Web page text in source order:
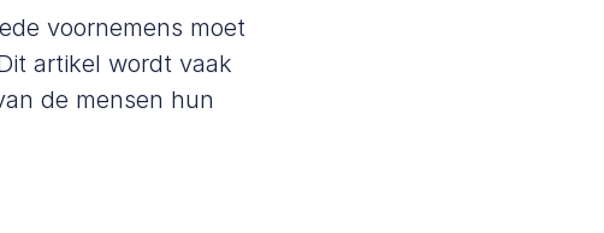
voornemens moet
artikel wordt vaak
de mensen hun